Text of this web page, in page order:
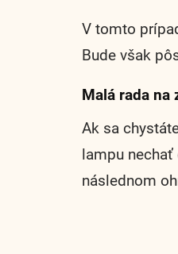
V tomto
Bude však
Malá rada na
Ak sa
lampu
následnom